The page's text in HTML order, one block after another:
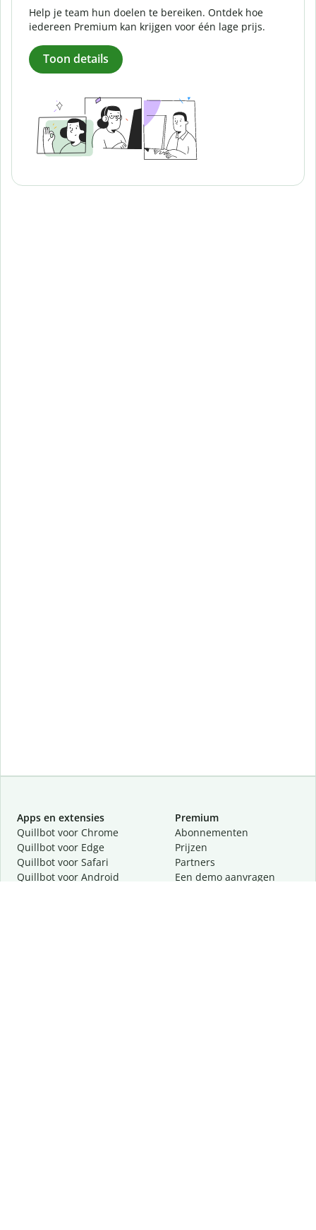
Help je team hun doelen te bereiken. Ontdek hoe
iedereen Premium kan krijgen voor één lage prijs.
Toon details
Apps en extensies
Quillbot voor Chrome
Quillbot voor Edge
Quillbot voor Safari
Quillbot voor Android
Premium
Abonnementen
Prijzen
Partners
Een demo aanvragen